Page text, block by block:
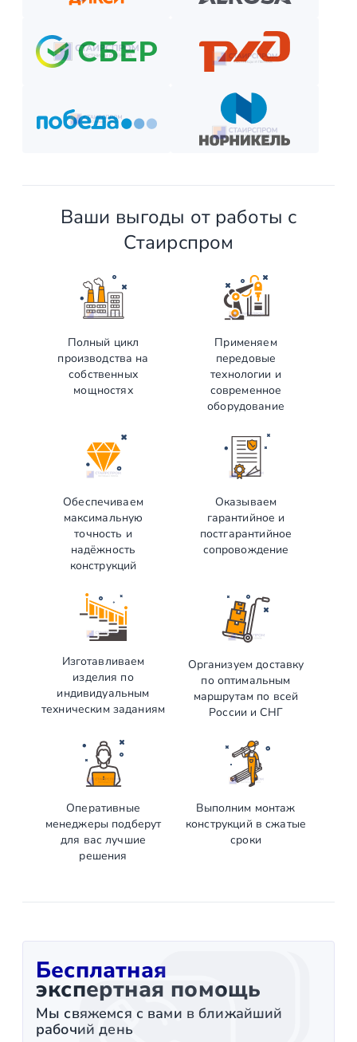
Ваши выгоды от работы с
Стаирспром
Полный цикл
производства на
собственных
мощностях
Применяем
передовые
технологии и
современное
оборудование
Обеспечиваем
максимальную
точность и
надёжность
конструкций
Оказываем
гарантийное и
постгарантийное
сопровождение
Изготавливаем
изделия по
индивидуальным
техническим заданиям
Организуем доставку
по оптимальным
маршрутам по всей
России и СНГ
Оперативные
менеджеры подберут
для вас лучшие
решения
Выполним монтаж
конструкций в сжатые
сроки
Бесплатная
экспертная помощь
Мы свяжемся с вами в ближайший
рабочий день